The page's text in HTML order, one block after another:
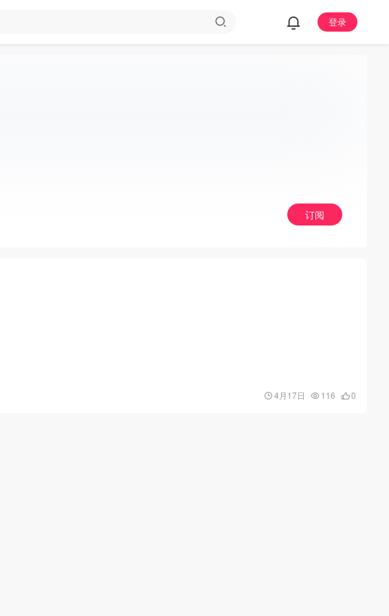
登录
订阅
4月17日 116 0